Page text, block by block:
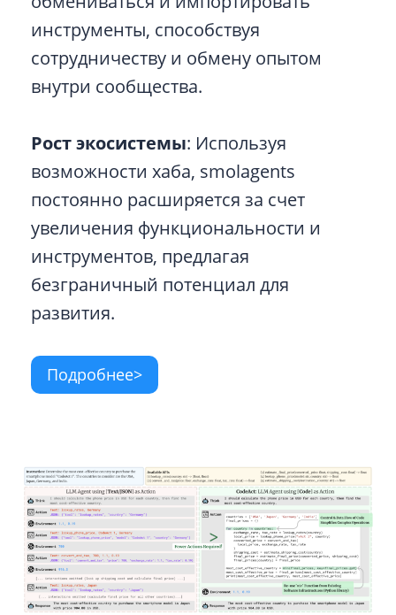
инструменты, способствуя
сотрудничеству и обмену опытом
внутри сообщества.
Рост экосистемы: Используя
возможности хаба, smolagents
постоянно расширяется за счет
увеличения функциональности и
инструментов, предлагая
безграничный потенциал для
развития.
Подробнее>